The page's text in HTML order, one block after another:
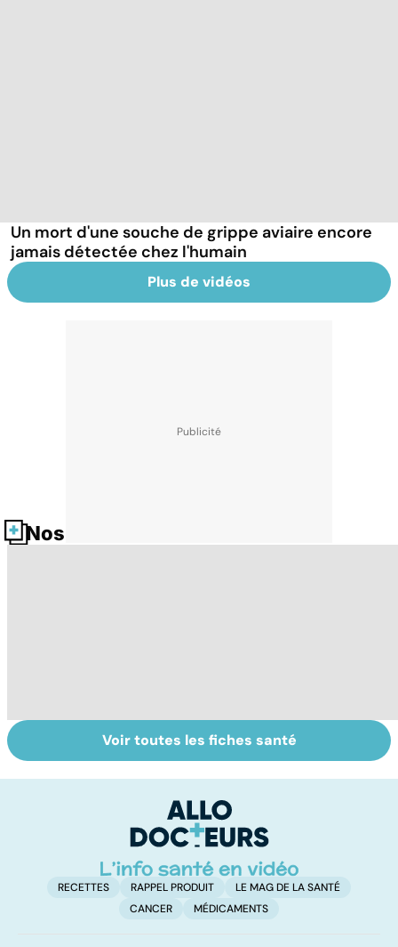
Un mort d'une souche de grippe aviaire encore
jamais détectée chez l'humain
Plus de vidéos
Nos fiches santé
Tout savoir sur
les infections
Inflammation des
amygdales : que
d'angine ?
Voir toutes les fiches santé
RECETTES RAPPEL PRODUIT
LE MAG DE LA SANTÉ
CANCER
MÉDICAMENTS